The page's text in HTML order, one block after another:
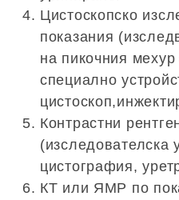
Цистоскопско
показания
на пикочния
специално
Контрастни
(изследователска
цистография,
КТ или ЯМР по